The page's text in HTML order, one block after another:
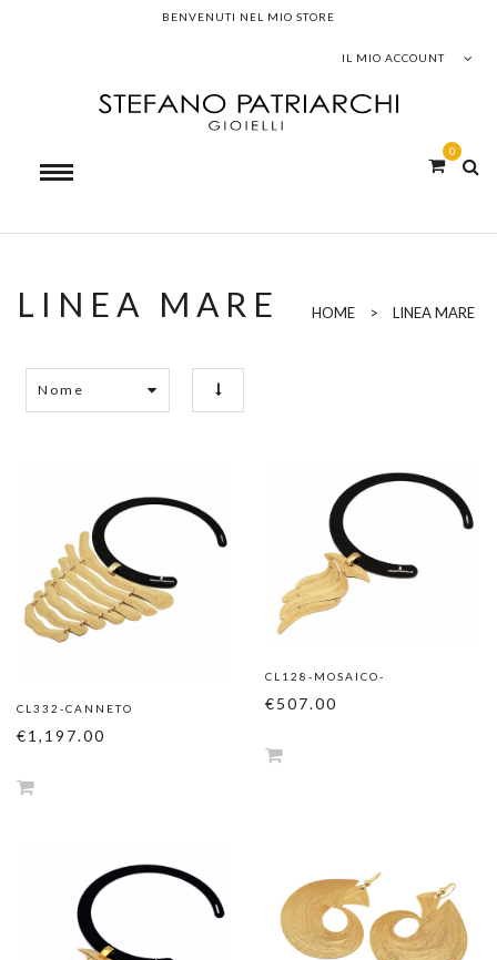
BENVENUTI NEL MIO STORE
IL MIO ACCOUNT
0
LINEA MARE HOME > LINEA MARE
Nome
CL332-CANNETO
€1,197.00
CL128-MOSAICO-
€507.00